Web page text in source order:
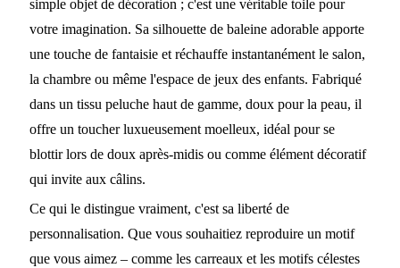
simple objet de décoration ; c'est une véritable toile pour
votre imagination. Sa silhouette de baleine adorable apporte
une touche de fantaisie et réchauffe instantanément le salon,
la chambre ou même l'espace de jeux des enfants. Fabriqué
dans un tissu peluche haut de gamme, doux pour la peau, il
offre un toucher luxueusement moelleux, idéal pour se
blottir lors de doux après-midis ou comme élément décoratif
qui invite aux câlins.
Ce qui le distingue vraiment, c'est sa liberté de
personnalisation. Que vous souhaitiez reproduire un motif
que vous aimez – comme les carreaux et les motifs célestes